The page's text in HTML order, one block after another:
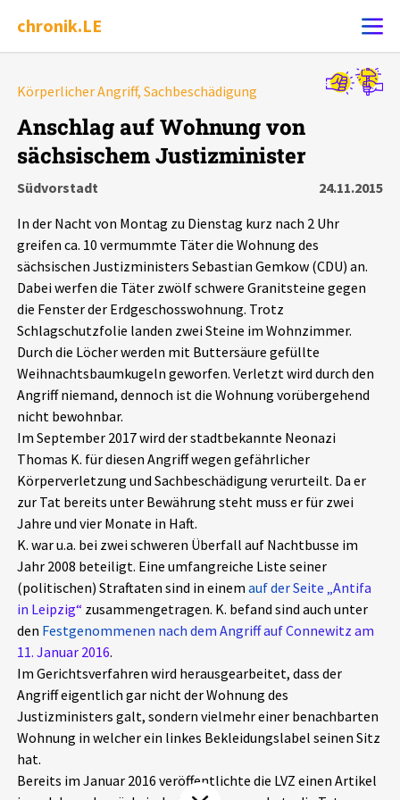
chronik.LE
Ereignis melden
Chronik
Leipziger Zustände
Schlaglichter
Phänomene
Aktuelles
Alle Beiträge
Veranstaltungen
Pressemitteilungen
Podcasts
Über uns
Projektbeschreibung
Kontakt
Unterstützer_innen
Spenden
chronik.LE in der Presse
Körperlicher Angriff, Sachbeschädigung
Anschlag auf Wohnung von
sächsischem Justizminister
Südvorstadt
24.11.2015
In der Nacht von Montag zu Dienstag kurz nach 2 Uhr
greifen ca. 10 vermummte Täter die Wohnung des
sächsischen Justizministers Sebastian Gemkow (CDU) an.
Dabei werfen die Täter zwölf schwere Granitsteine gegen
die Fenster der Erdgeschosswohnung. Trotz
Schlagschutzfolie landen zwei Steine im Wohnzimmer.
Durch die Löcher werden mit Buttersäure gefüllte
Weihnachtsbaumkugeln geworfen. Verletzt wird durch den
Angriff niemand, dennoch ist die Wohnung vorübergehend
nicht bewohnbar.
Im September 2017 wird der stadtbekannte Neonazi
Thomas K. für diesen Angriff wegen gefährlicher
Körperverletzung und Sachbeschädigung verurteilt. Da er
zur Tat bereits unter Bewährung steht muss er für zwei
Jahre und vier Monate in Haft.
K. war u.a. bei zwei schweren Überfall auf Nachtbusse im
Jahr 2008 beteiligt. Eine umfangreiche Liste seiner
(politischen) Straftaten sind in einem auf der Seite „Antifa
in Leipzig“ zusammengetragen. K. befand sind auch unter
den Festgenommenen nach dem Angriff auf Connewitz am
11. Januar 2016.
Im Gerichtsverfahren wird herausgearbeitet, dass der
Angriff eigentlich gar nicht der Wohnung des
Justizministers galt, sondern vielmehr einer benachbarten
Wohnung in welcher ein linkes Bekleidungslabel seinen Sitz
hat.
Bereits im Januar 2016 veröffentlichte die LVZ einen Artikel
Alle Ereignisse
Ereignisse
Ereignisse Statistik